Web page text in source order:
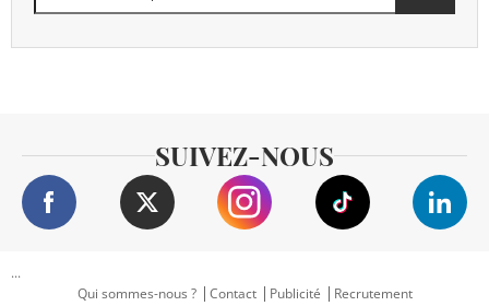
SUIVEZ-NOUS
...
Qui sommes-nous ?
Contact Publicité
Recrutement